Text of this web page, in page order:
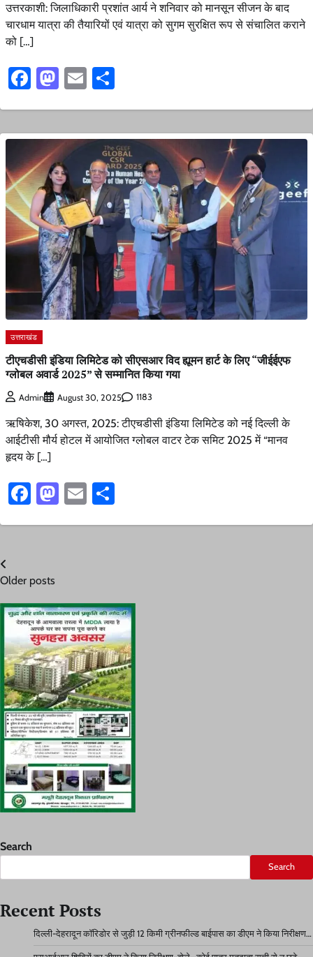
उत्तरकाशी: जिलाधिकारी प्रशांत आर्य ने शनिवार को मानसून सीजन के बाद
चारधाम यात्रा की तैयारियों एवं यात्रा को सुगम सुरक्षित रूप से संचालित कराने
को […]
Facebook
Mastodon
Email
उत्तराखंड
टीएचडीसी इंडिया लिमिटेड को सीएसआर विद ह्यूमन हार्ट के लिए “जीईईएफ
ग्लोबल अवार्ड 2025” से सम्मानित किया गया
Admin August 30, 2025 1183
ऋषिकेश, 30 अगस्त, 2025: टीएचडीसी इंडिया लिमिटेड को नई दिल्ली के
आईटीसी मौर्य होटल में आयोजित ग्लोबल वाटर टेक समिट 2025 में “मानव
हृदय के […]
Facebook
Mastodon
Email
Posts
navigation
Older posts
Search
Search
Recent Posts
दिल्ली-देहरादून कॉरिडोर से जुड़ी 12 किमी ग्रीनफील्ड बाईपास का डीएम ने किया निरीक्षण…